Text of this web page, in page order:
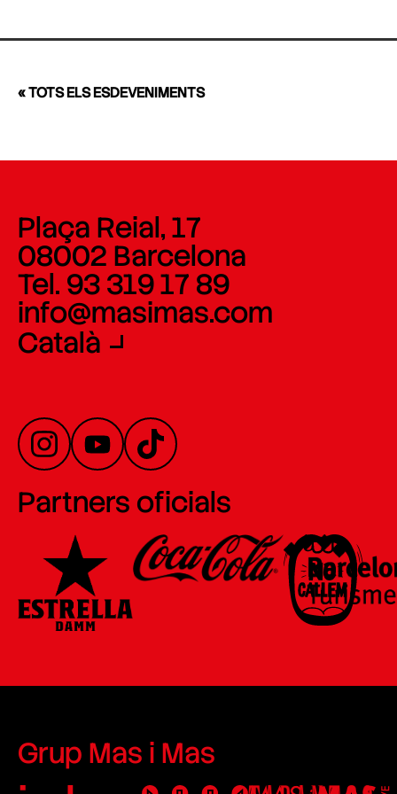
« TOTS ELS ESDEVENIMENTS
Plaça Reial, 17
08002 Barcelona
Tel. 93 319 17 89
info@masimas.com
Català
Partners oficials
Grup Mas i Mas